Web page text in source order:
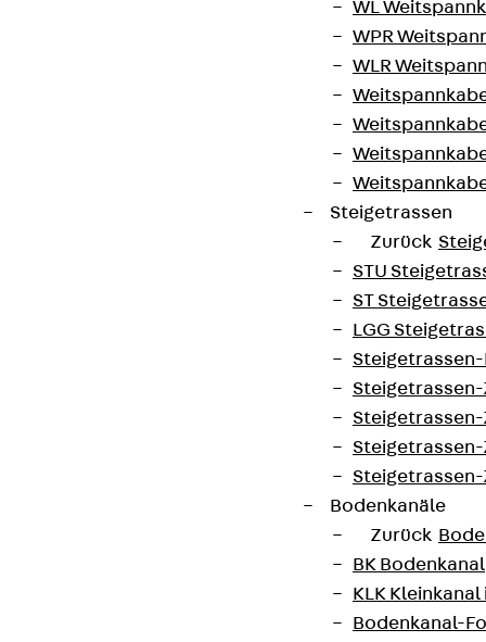
WL
WPR
WLR
Steigetrassen
Zurück
STU
ST
LGG
Steigetrassen-
Steigetrassen-
Steigetrassen-
Steigetrassen-
Bodenkanäle
Zurück
BK Bodenkanal
KLK
Bodenkanal-